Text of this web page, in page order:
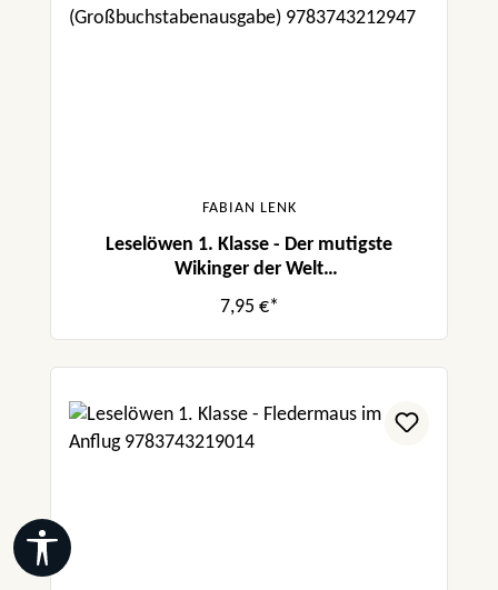
FABIAN LENK
Leselöwen 1. Klasse - Der mutigste
Wikinger der Welt
(Großbuchstabenausgabe)
7,95 €*
Werkzeugleiste anzeigen